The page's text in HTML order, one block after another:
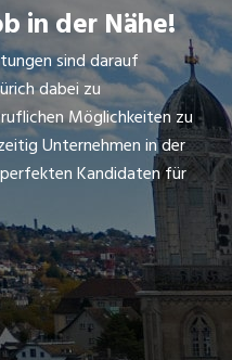
in der Nähe!
sind darauf
dabei zu
Möglichkeiten zu
Unternehmen in der
Kandidaten für